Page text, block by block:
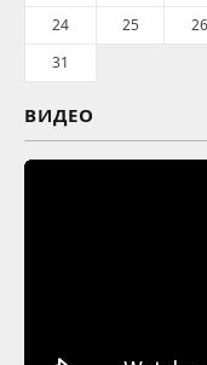
24
25 26
31
ВИДЕО